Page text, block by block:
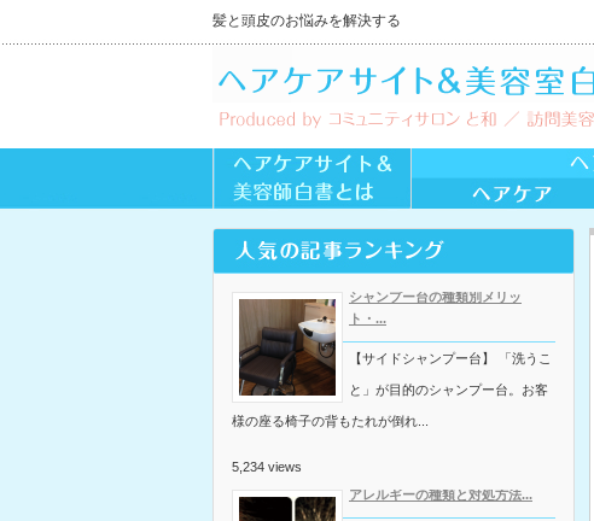
髪と頭皮のお悩みを解決する
シャンプー台の種類別メリッ
ト・...
【サイドシャンプー台】 「洗うこ
と」が目的のシャンプー台。お客
様の座る椅子の背もたれが倒れ...
5,234 views
アレルギーの種類と対処方法...